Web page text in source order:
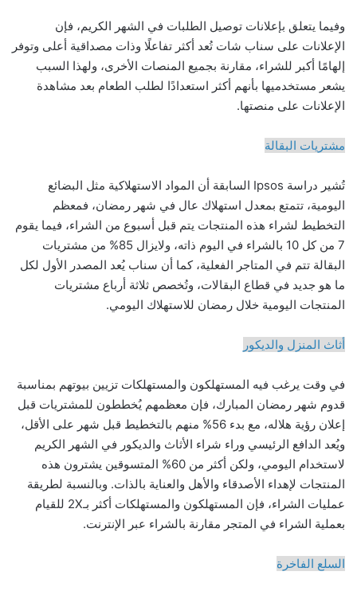
وفيما يتعلق بإعلانات توصيل الطلبات في الشهر الكريم، فإن
الإعلانات على سناب شات تُعد أكثر تفاعلًا وذات مصداقية أعلى وتوفر
إلهامًا أكبر للشراء، مقارنة بجميع المنصات الأخرى، ولهذا السبب
يشعر مستخدميها بأنهم أكثر استعدادًا لطلب الطعام بعد مشاهدة
الإعلانات على منصتها.
مشتريات البقالة
تُشير دراسة Ipsos السابقة أن المواد الاستهلاكية مثل البضائع
اليومية، تتمتع بمعدل استهلاك عال في شهر رمضان، فمعظم
التخطيط لشراء هذه المنتجات يتم قبل أسبوع من الشراء، فيما يقوم
7 من كل 10 بالشراء في اليوم ذاته، ولايزال 85% من مشتريات
البقالة تتم في المتاجر الفعلية، كما أن سناب يُعد المصدر الأول لكل
ما هو جديد في قطاع البقالات، وتُخصص ثلاثة أرباع مشتريات
المنتجات اليومية خلال رمضان للاستهلاك اليومي.
أثاث المنزل والديكور
في وقت يرغب فيه المستهلكون والمستهلكات تزيين بيوتهم بمناسبة
قدوم شهر رمضان المبارك، فإن معظمهم يُخططون للمشتريات قبل
إعلان رؤية هلاله، مع بدء 56% منهم بالتخطيط قبل شهر على الأقل،
ويُعد الدافع الرئيسي وراء شراء الأثاث والديكور في الشهر الكريم
لاستخدام اليومي، ولكن أكثر من 60% المتسوقين يشترون هذه
المنتجات لإهداء الأصدقاء والأهل والعناية بالذات. وبالنسبة لطريقة
عمليات الشراء، فإن المستهلكون والمستهلكات أكثر بـ2X للقيام
بعملية الشراء في المتجر مقارنة بالشراء عبر الإنترنت.
السلع الفاخرة